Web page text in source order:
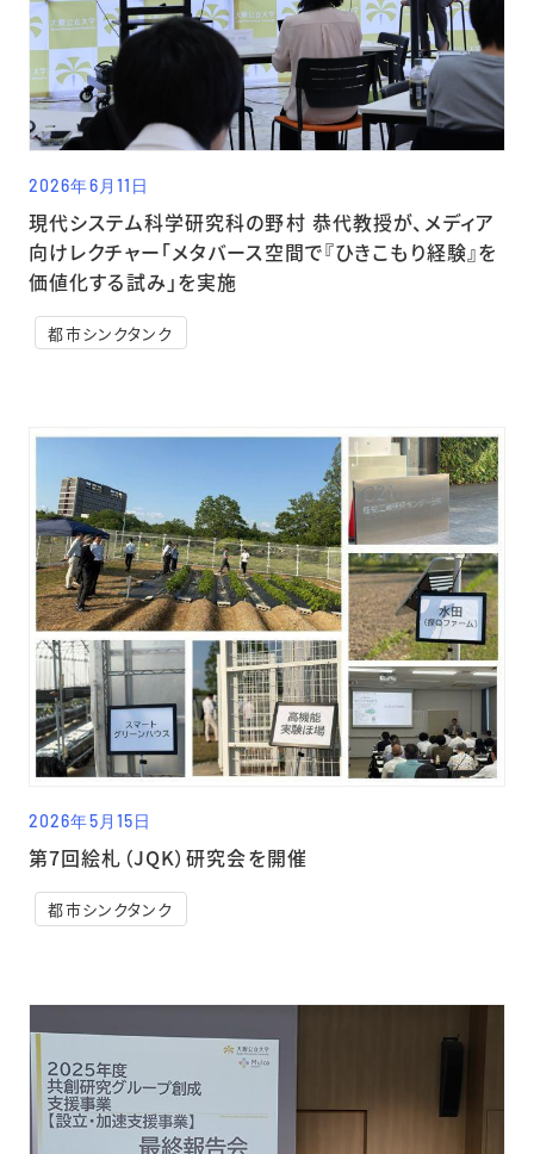
2026年6月11日
都市シンクタンク
現代システム科学研究科の野村 恭代教授が、メディア
向けレクチャー「メタバース空間で『ひきこもり経験』を
価値化する試み」を実施
2026年5月15日
都市シンクタンク
第7回絵札（JQK）研究会を開催